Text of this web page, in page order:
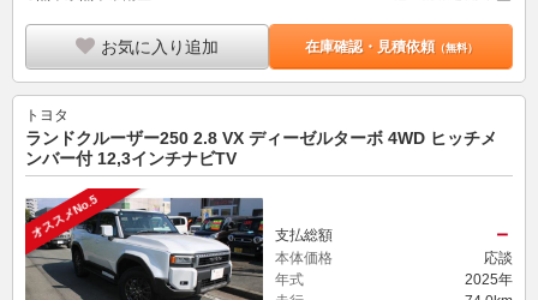
お気に入り追加 在庫確認・見積依頼（無料）
トヨタ
ランドクルーザー250 2.8 VX ディーゼルターボ 4WD ヒッチメ
ンバー付 12,3インチナビTV
オススメNo.5 支払総額 －
本体価格
応談
年式
2025年